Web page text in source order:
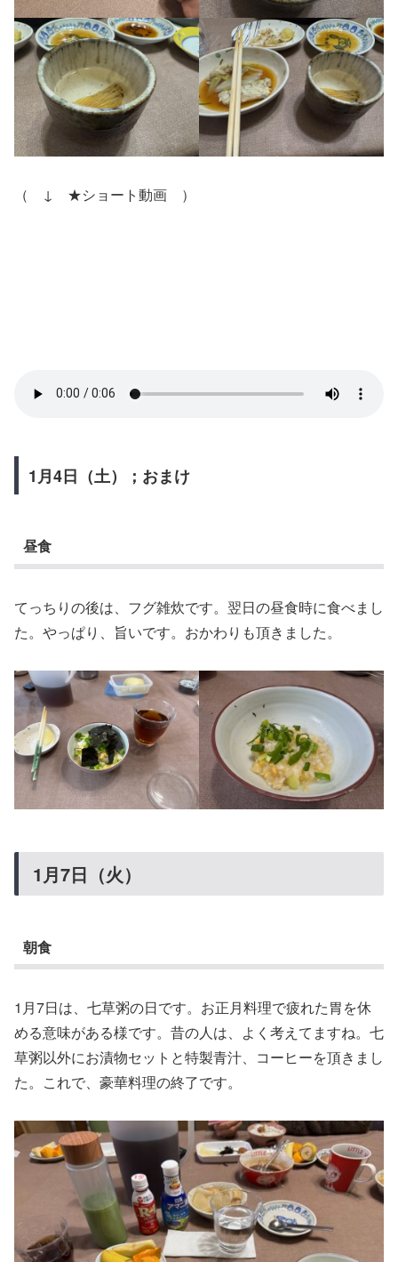
（ ↓ ★ショート動画 ）
1月4日（土）；おまけ
昼食
てっちりの後は、フグ雑炊です。翌日の昼食時に食べまし
た。やっぱり、旨いです。おかわりも頂きました。
1月7日（火）
朝食
1月7日は、七草粥の日です。お正月料理で疲れた胃を休
める意味がある様です。昔の人は、よく考えてますね。七
草粥以外にお漬物セットと特製青汁、コーヒーを頂きまし
た。これで、豪華料理の終了です。